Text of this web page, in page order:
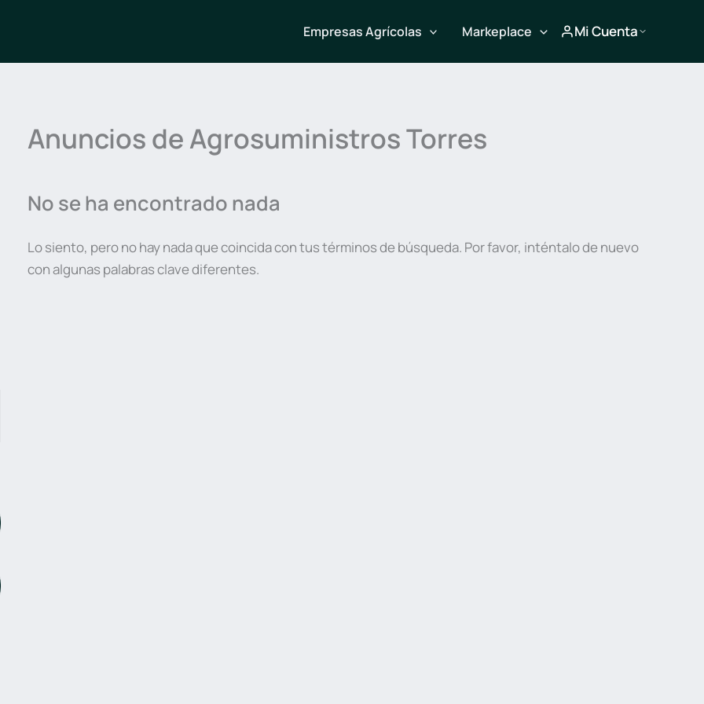
Empresas Agrícolas Markeplace Mi Cuenta
Anuncios de Agrosuministros Torres
No se ha encontrado nada
Lo siento, pero no hay nada que coincida con tus términos de búsqueda. Por favor, inténtalo de nuevo
con algunas palabras clave diferentes.